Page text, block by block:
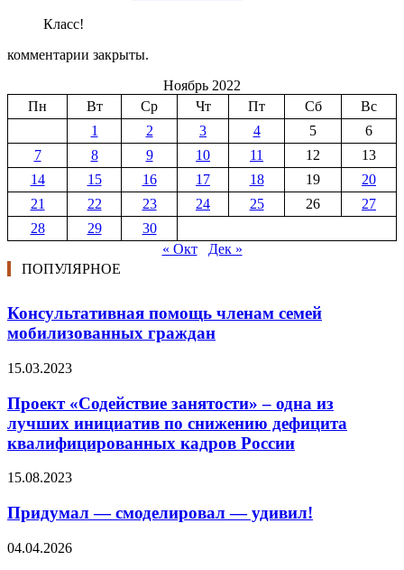
Класс!
комментарии закрыты.
Ноябрь 2022
Пн
Вт Ср Чт Пт Сб
Вс
1
2 3 4 5
6
7
8 9 10 11 12
13
14
15 16 17 18 19
20
21
22 23 24 25 26
27
28
29
30
« Окт
Дек »
ПОПУЛЯРНОЕ
Консультативная помощь членам семей
мобилизованных граждан
15.03.2023
Проект «Содействие занятости» – одна из
лучших инициатив по снижению дефицита
квалифицированных кадров России
15.08.2023
Придумал — смоделировал — удивил!
04.04.2026